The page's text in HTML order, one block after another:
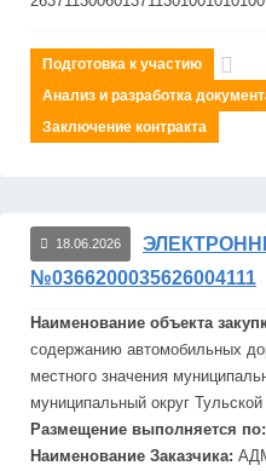
Подготовка к участию
Анализ и разработка
Заключение контракта
18.06.2026
№0366200035626004111
Наименование объекта
содержанию автомобильных
местного значения
муниципальный округ Тульской
Размещение выполняется по:
Наименование Заказчика: